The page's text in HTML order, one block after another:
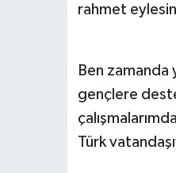
rahmet
Ben zamanda
gençlere
Türk